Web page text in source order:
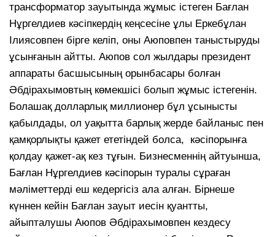
трансформатор зауытында жұмыс істеген Бағлан
Нұргелдиев кәсіпкердің кеңсесіне ұлы Еркебұлан
Ілиясовпен бірге келіп, оны Аюповпен таныстыруды
ұсынғанын айтты. Аюпов сол жылдары президент
аппараты басшысының орынбасары болған
Әбдірахымовтың көмекшісі болып жұмыс істегенін.
Болашақ долларлық миллионер бұл ұсынысты
қабылдады, ол уақытта барлық жерде байланыс пен
қамқорлықты қажет ететіндей болса, кәсіпорынға
қолдау қажет-ақ кез тұғын. Бизнесменнің айтуынша,
Бағлан Нұргелдиев кәсіпорын туралы сұраған
мәліметтерді еш кедергісіз ала алған. Бірнеше
күннен кейін Бағлан зауыт иесін қуантты,
айыпталушы Аюпов Әбдірахымовпен кездесу